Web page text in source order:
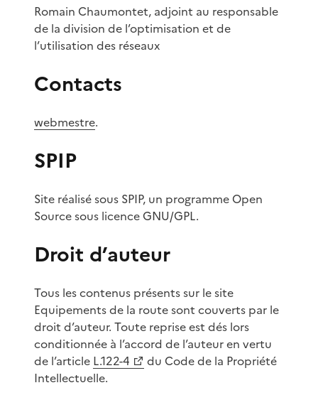
Romain Chaumontet, adjoint au responsable
de la division de l’optimisation et de
l’utilisation des réseaux
Contacts
webmestre.
SPIP
Site réalisé sous SPIP, un programme Open
Source sous licence GNU/GPL.
Droit d’auteur
Tous les contenus présents sur le site
Equipements de la route sont couverts par le
droit d’auteur. Toute reprise est dés lors
conditionnée à l’accord de l’auteur en vertu
de l’article L.122-4
du Code de la Propriété
Intellectuelle.